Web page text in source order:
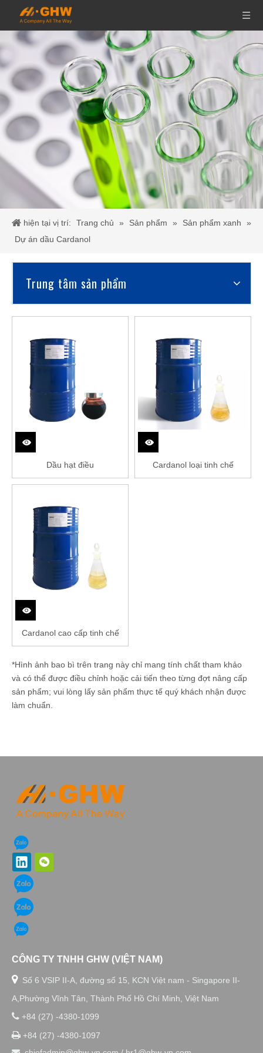
hiện tại vị trí: Trang chủ » Sản phẩm » Sản phẩm xanh
»
Dự án dầu Cardanol
Trung tâm sản phẩm
Dầu hạt điều Cardanol loại tinh chế
Cardanol cao cấp tinh chế
*Hình ảnh bao bì trên trang này chỉ mang tính chất tham khảo
và có thể được điều chỉnh hoặc cải tiến theo từng đợt nâng cấp
sản phẩm; vui lòng lấy sản phẩm thực tế quý khách nhận được
làm chuẩn.
CÔNG TY TNHH GHW (VIỆT NAM)
 Số 6 VSIP II-A, đường số 15, KCN Việt nam - Singapore II-
A,Phường Vĩnh Tân, Thành Phố Hồ Chí Minh, Việt Nam
 +84 (27) -4380-1099
 +84 (27) -4380-1097